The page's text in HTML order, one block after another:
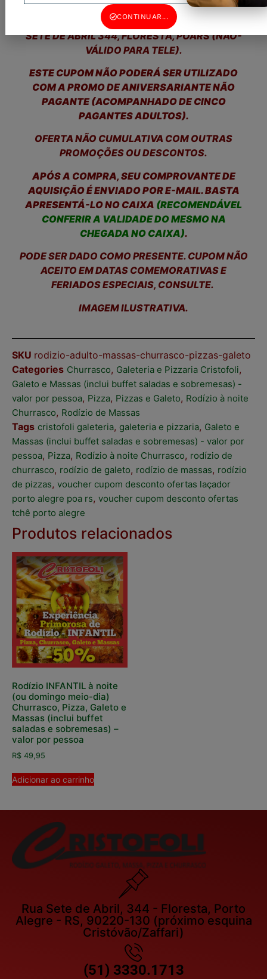
BEBIDAS NÃO INCLUSAS | DISPONÍVEL
SOMENTE PARA CONSUMO NO LOCAL, RUA
SETE DE ABRIL 344, FLORESTA, POARS (NÃO-
VÁLIDO PARA TELE).
ESTE CUPOM NÃO PODERÁ SER UTILIZADO
COM A PROMO DE ANIVERSARIANTE NÃO
PAGANTE (ACOMPANHADO DE CINCO
PAGANTES ADULTOS).
OFERTA NÃO CUMULATIVA COM OUTRAS
PROMOÇÕES OU DESCONTOS.
APÓS A COMPRA, SEU COMPROVANTE DE
AQUISIÇÃO É ENVIADO POR E-MAIL. BASTA
APRESENTÁ-LO NO CAIXA (RECOMENDÁVEL
CONFERIR A VALIDADE DO MESMO NA
CHEGADA NO CAIXA).
PODE SER DADO COMO PRESENTE. CUPOM NÃO
ACEITO EM DATAS COMEMORATIVAS E
FERIADOS ESPECIAIS, CONSULTE.
IMAGEM ILUSTRATIVA.
SKU rodizio-adulto-massas-churrasco-pizzas-galeto
Categories Churrasco, Galeteria e Pizzaria Cristofoli,
Galeto e Massas (inclui buffet saladas e sobremesas) -
valor por pessoa, Pizza, Pizzas e Galeto, Rodízio à noite
Churrasco, Rodízio de Massas
Tags cristofoli galeteria, galeteria e pizzaria, Galeto e
Massas (inclui buffet saladas e sobremesas) - valor por
pessoa, Pizza, Rodízio à noite Churrasco, rodízio de
churrasco, rodízio de galeto, rodízio de massas, rodízio
de pizzas, voucher cupom desconto ofertas laçador
porto alegre poa rs, voucher cupom desconto ofertas
tchê porto alegre
Produtos relacionados
Rodízio INFANTIL à noite
(ou domingo meio-dia)
Churrasco, Pizza, Galeto e
Massas (inclui buffet
saladas e sobremesas) –
valor por pessoa
R$ 49,95
Adicionar ao carrinho
Rua Sete de Abril, 344 - Floresta, Porto
Alegre - RS, 90220-130 (próximo esquina
Cristóvão/Zaffari)
(51) 3330.1713
CONTINUAR...